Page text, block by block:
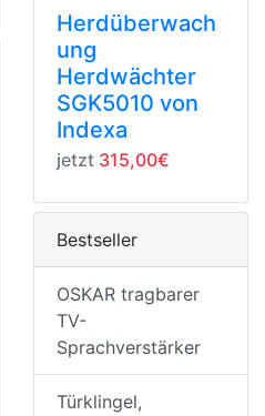
Herdüberwach
ung
Herdwächter
SGK5010 von
Indexa
jetzt 315,00€
Bestseller
OSKAR tragbarer
TV-
Sprachverstärker
Türklingel,